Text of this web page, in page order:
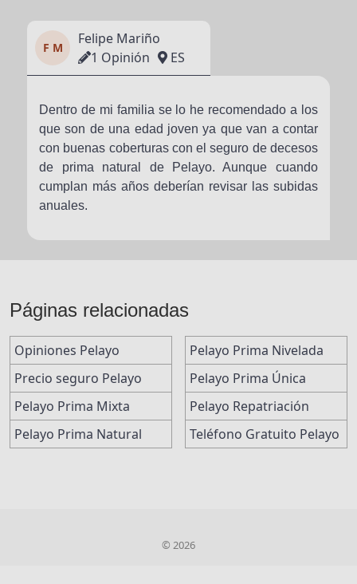
F M
Felipe Mariño
1 Opinión
ES
Dentro de mi familia se lo he recomendado a los
que son de una edad joven ya que van a contar
con buenas coberturas con el seguro de decesos
de prima natural de Pelayo. Aunque cuando
cumplan más años deberían revisar las subidas
anuales.
Páginas relacionadas
Opiniones Pelayo
Precio seguro Pelayo
Pelayo Prima Mixta
Pelayo Prima Natural
Pelayo Prima Nivelada
Pelayo Prima Única
Pelayo Repatriación
Teléfono Gratuito Pelayo
© 2026